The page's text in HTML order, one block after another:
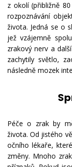
z okolí (přibližně
rozpoznávání
života. Jedná se o
jež vzájemně
zrakový nerv a
zachytily světlo,
následně mozek
Péče o zrak by
života. Od jistého
očního lékaře,
změny. Mnoho